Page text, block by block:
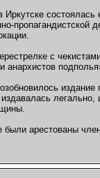
Иркутске
с
анархистов
были арестованы